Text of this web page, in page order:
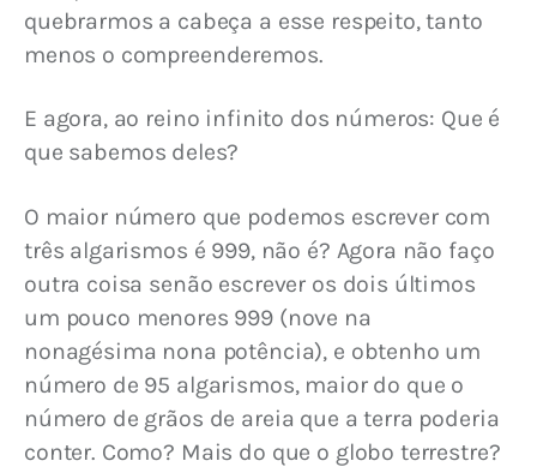
quebrarmos a cabeça a esse respeito, tanto
menos o compreenderemos.
E agora, ao reino infinito dos números: Que é
que sabemos deles?
O maior número que podemos escrever com
três algarismos é 999, não é? Agora não faço
outra coisa senão escrever os dois últimos
um pouco menores 999 (nove na
nonagésima nona potência), e obtenho um
número de 95 algarismos, maior do que o
número de grãos de areia que a terra poderia
conter. Como? Mais do que o globo terrestre?